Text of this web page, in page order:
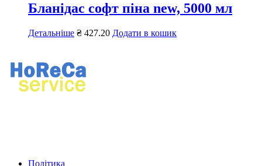
Бланідас софт піна new, 5000 мл
Детальніше ₴ 427.20 Додати в кошик
Політика